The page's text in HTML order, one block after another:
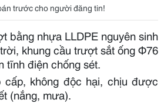
trước cho người đăng tin!
bằng nhựa LLDPE nguyên sinh
khung cầu trượt sắt ống Φ76
tĩnh điện chống sét.
cấp, không độc hại, chịu được
(nắng, mưa).